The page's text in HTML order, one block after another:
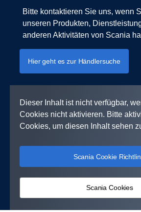
Bitte kontaktieren Sie uns, wenn
unseren Produkten,
anderen Aktivitäten von Scania
Hier geht es zur Händlersuche
Dieser Inhalt ist nicht verfügbar,
Cookies nicht aktivieren. Bitte
Cookies, um diesen Inhalt sehen
Scania Cookie
Scania Cookies